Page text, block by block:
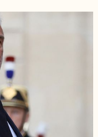
chinois Xi
et de sa femme
Première Dame Peng
au palais
de l'Elysée
Paris, France, le 6
mai 2024. @Stephane
/ Bestimage